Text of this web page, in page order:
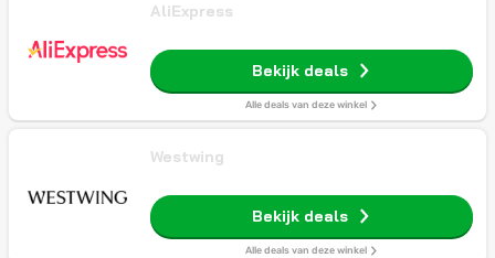
AliExpress
Bekijk deals
Alle deals van deze winkel
Westwing
Bekijk deals
Alle deals van deze winkel